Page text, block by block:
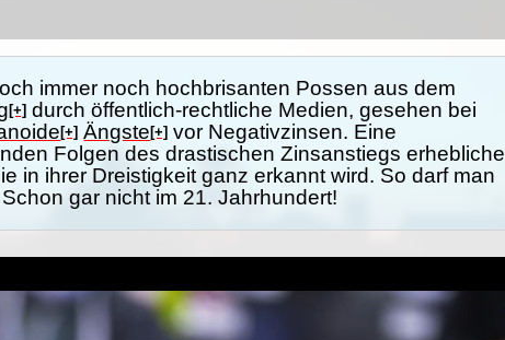
immer noch hochbrisanten Possen aus dem
[+] durch öffentlich-rechtliche Medien, gesehen bei
[+] Ängste[+] vor Negativzinsen. Eine
Folgen des drastischen Zinsanstiegs erhebliche
in ihrer Dreistigkeit ganz erkannt wird. So darf man
gar nicht im 21. Jahrhundert!